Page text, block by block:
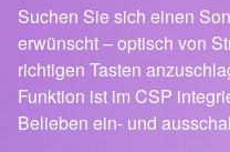
Suchen Sie sich einen
erwünscht – optisch von
richtigen Tasten
Funktion ist im CSP
Belieben ein- und